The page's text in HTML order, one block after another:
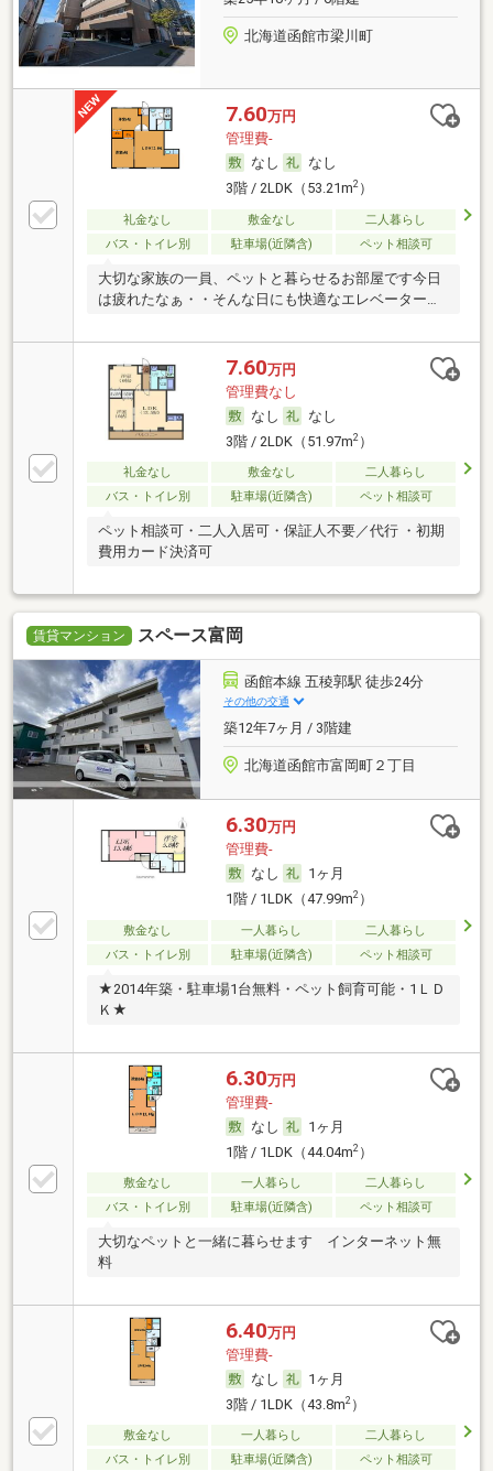
北海道函館市梁川町
7.60万円
管理費-
なし
なし
3階 / 2LDK（53.21m2）
礼金なし 敷金なし
二人暮らし
バス・トイレ別
駐車場(近隣含) ペット相談可
大切な家族の一員、ペットと暮らせるお部屋です今日
は疲れたなぁ・・そんな日にも快適なエレベーター付
7.60万円
管理費なし
なし
なし
3階 / 2LDK（51.97m2）
礼金なし 敷金なし
二人暮らし
バス・トイレ別
駐車場(近隣含) ペット相談可
ペット相談可・二人入居可・保証人不要／代行 ・初期
費用カード決済可
賃貸マンション スペース富岡
函館本線 五稜郭駅 徒歩24分
その他の交通
築12年7ヶ月 / 3階建
北海道函館市富岡町２丁目
6.30万円
管理費-
なし
1ヶ月
1階 / 1LDK（47.99m2）
敷金なし 一人暮らし
二人暮らし
バス・トイレ別
駐車場(近隣含) ペット相談可
★2014年築・駐車場1台無料・ペット飼育可能・1ＬＤ
Ｋ★
6.30万円
管理費-
なし
1ヶ月
1階 / 1LDK（44.04m2）
敷金なし 一人暮らし
二人暮らし
バス・トイレ別
駐車場(近隣含) ペット相談可
大切なペットと一緒に暮らせます インターネット無
料
6.40万円
管理費-
なし
1ヶ月
3階 / 1LDK（43.8m2）
敷金なし 一人暮らし
二人暮らし
バス・トイレ別
駐車場(近隣含) ペット相談可